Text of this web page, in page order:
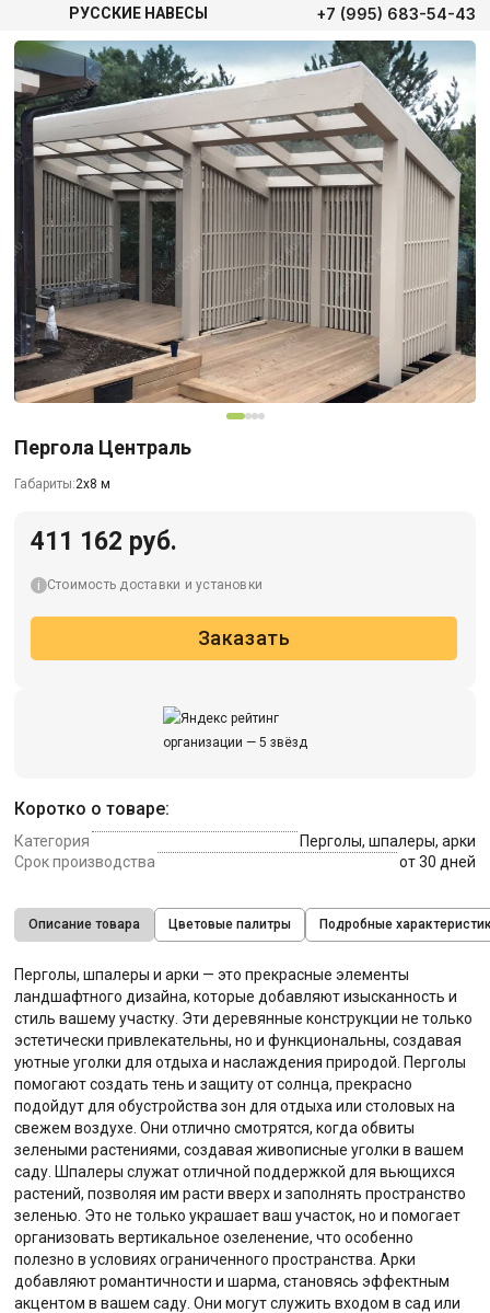
РУССКИЕ НАВЕСЫ +7 (995) 683-54-43
Пергола Централь
Габариты:2х8 м
Коротко о товаре:
Категория
Перголы, шпалеры, арки
Срок производства
от 30 дней
411 162 руб.
Стоимость доставки и установки
Заказать
Описание товара Цветовые палитры Подробные
Перголы, шпалеры и арки — это прекрасные элементы
ландшафтного дизайна, которые добавляют изысканность и
стиль вашему участку. Эти деревянные конструкции не только
эстетически привлекательны, но и функциональны, создавая
уютные уголки для отдыха и наслаждения природой. Перголы
помогают создать тень и защиту от солнца, прекрасно
подойдут для обустройства зон для отдыха или столовых на
свежем воздухе. Они отлично смотрятся, когда обвиты
зелеными растениями, создавая живописные уголки в вашем
саду. Шпалеры служат отличной поддержкой для вьющихся
растений, позволяя им расти вверх и заполнять пространство
зеленью. Это не только украшает ваш участок, но и помогает
организовать вертикальное озеленение, что особенно
полезно в условиях ограниченного пространства. Арки
добавляют романтичности и шарма, становясь эффектным
акцентом в вашем саду. Они могут служить входом в сад или